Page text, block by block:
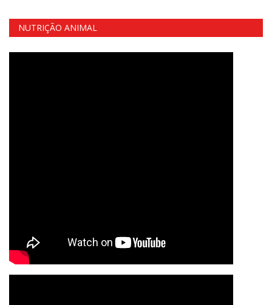
NUTRIÇÃO ANIMAL